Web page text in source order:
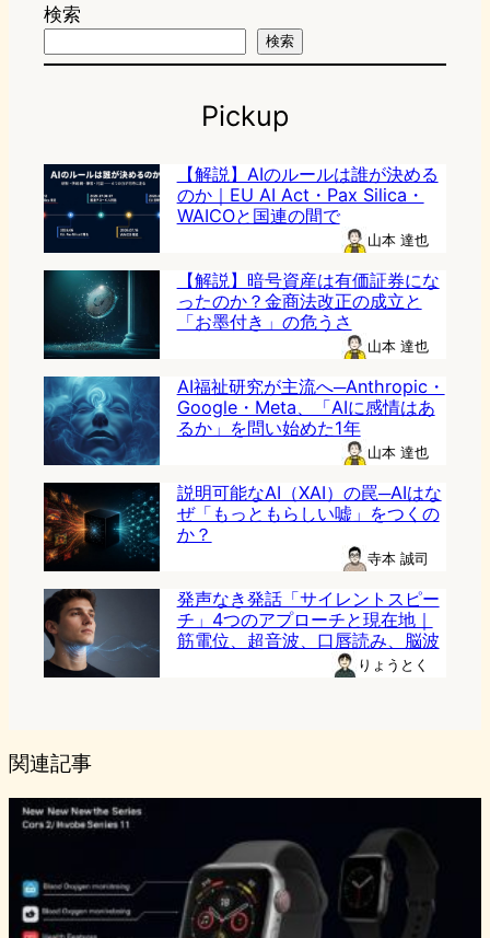
検索
検索
Pickup
【解説】AIのルールは誰が決める
のか｜EU AI Act・Pax Silica・
WAICOと国連の間で
山本 達也
【解説】暗号資産は有価証券にな
ったのか？金商法改正の成立と
「お墨付き」の危うさ
山本 達也
AI福祉研究が主流へ─Anthropic・
Google・Meta、「AIに感情はあ
るか」を問い始めた1年
山本 達也
説明可能なAI（XAI）の罠─AIはな
ぜ「もっともらしい嘘」をつくの
か？
寺本 誠司
発声なき発話「サイレントスピー
チ」4つのアプローチと現在地｜
筋電位、超音波、口唇読み、脳波
りょうとく
関連記事